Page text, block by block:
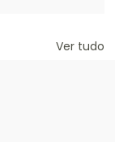
Ver tudo